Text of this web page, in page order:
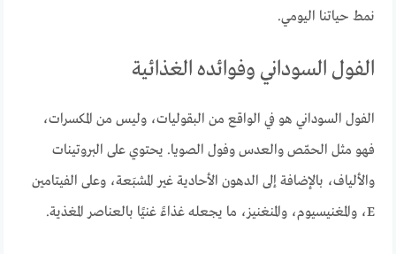
نمط حياتنا اليومي.
الفول السوداني وفوائده الغذائية
الفول السوداني هو في الواقع من البقوليات، وليس من المكسرات،
فهو مثل الحمّص والعدس وفول الصويا. يحتوي على البروتينات
والألياف، بالإضافة إلى الدهون الأحادية غير المشبَعة، وعلى الفيتامين
E، والمغنيسيوم، والمنغنيز، ما يجعله غذاءً غنيًا بالعناصر المغذية.